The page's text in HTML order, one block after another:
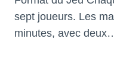
sept joueurs. Les
minutes, avec